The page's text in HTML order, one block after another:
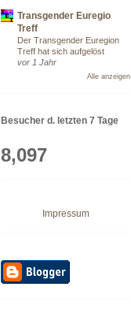
Transgender Euregio
Treff
Der Transgender Euregion
Treff hat sich aufgelöst
vor 1 Jahr
Alle anzeigen
Besucher d. letzten 7 Tage
8,097
Impressum